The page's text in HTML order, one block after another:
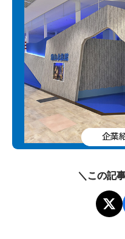
企業
＼この記